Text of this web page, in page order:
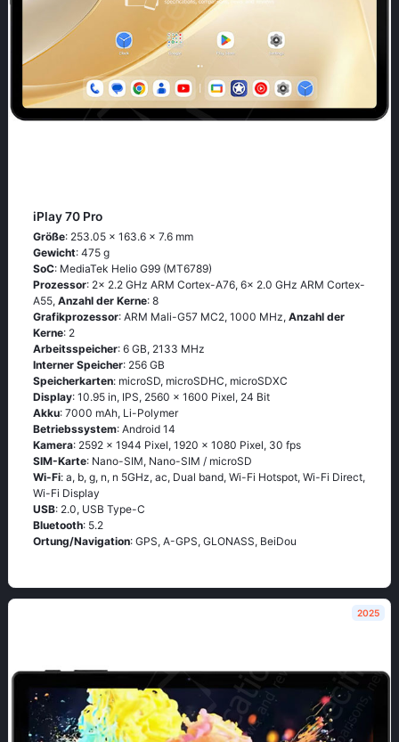
iPlay 70 Pro
Größe: 253.05 x 163.6 x 7.6 mm
Gewicht: 475 g
SoC: MediaTek Helio G99 (MT6789)
Prozessor: 2x 2.2 GHz ARM Cortex-A76, 6x 2.0 GHz ARM Cortex-
A55, Anzahl der Kerne: 8
Grafikprozessor: ARM Mali-G57 MC2, 1000 MHz, Anzahl der
Kerne: 2
Arbeitsspeicher: 6 GB, 2133 MHz
Interner Speicher: 256 GB
Speicherkarten: microSD, microSDHC, microSDXC
Display: 10.95 in, IPS, 2560 x 1600 Pixel, 24 Bit
Akku: 7000 mAh, Li-Polymer
Betriebssystem: Android 14
Kamera: 2592 x 1944 Pixel, 1920 x 1080 Pixel, 30 fps
SIM-Karte: Nano-SIM, Nano-SIM / microSD
Wi-Fi: a, b, g, n, n 5GHz, ac, Dual band, Wi-Fi Hotspot, Wi-Fi Direct,
Wi-Fi Display
USB: 2.0, USB Type-C
Bluetooth: 5.2
Ortung/Navigation: GPS, A-GPS, GLONASS, BeiDou
2025